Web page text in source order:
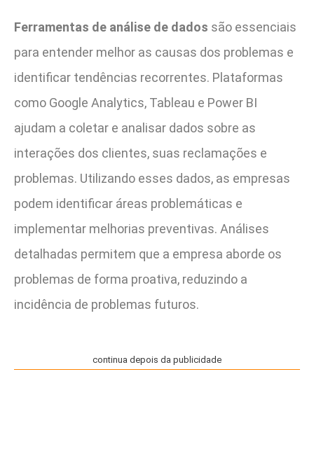
Ferramentas de análise de dados são essenciais
para entender melhor as causas dos problemas e
identificar tendências recorrentes. Plataformas
como Google Analytics, Tableau e Power BI
ajudam a coletar e analisar dados sobre as
interações dos clientes, suas reclamações e
problemas. Utilizando esses dados, as empresas
podem identificar áreas problemáticas e
implementar melhorias preventivas. Análises
detalhadas permitem que a empresa aborde os
problemas de forma proativa, reduzindo a
incidência de problemas futuros.
continua depois da publicidade